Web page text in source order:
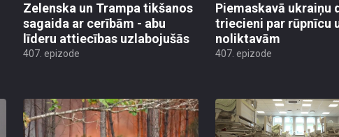
Zelenska un Trampa tikšanos
sagaida ar cerībām - abu
līderu attiecības uzlabojušās
407. epizode
Piemaskavā ukraiņu
triecieni par rūpnīcu
noliktavām
407. epizode